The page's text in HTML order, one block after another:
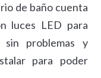
de baño cuenta
luces LED para
problemas y
para poder